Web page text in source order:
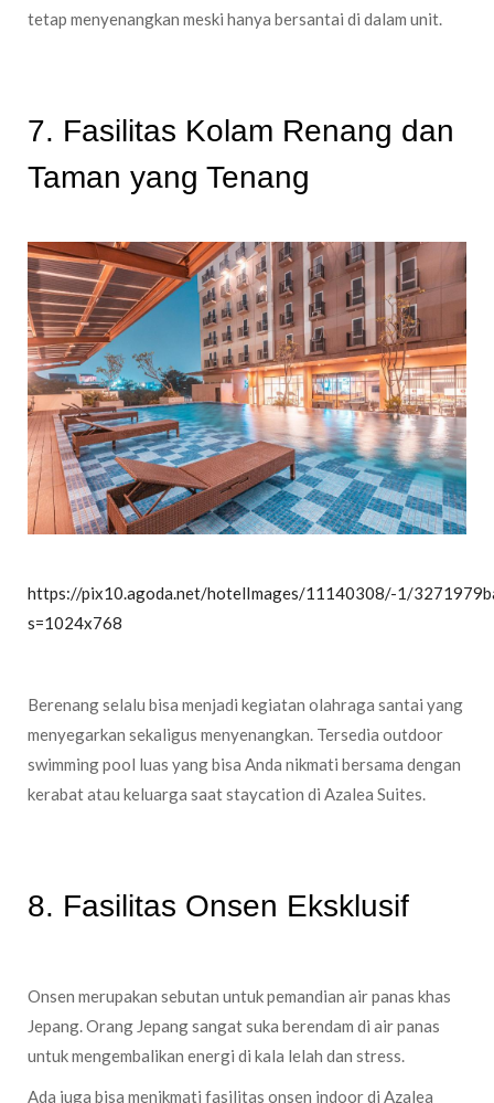
tetap menyenangkan meski hanya bersantai di dalam unit.
7. Fasilitas Kolam Renang dan
Taman yang Tenang
https://pix10.agoda.net/hotelImages/11140308/-1/
s=1024x768
Berenang selalu bisa menjadi kegiatan olahraga santai yang
menyegarkan sekaligus menyenangkan. Tersedia outdoor
swimming pool luas yang bisa Anda nikmati bersama dengan
kerabat atau keluarga saat staycation di Azalea Suites.
8. Fasilitas Onsen Eksklusif
Onsen merupakan sebutan untuk pemandian air panas khas
Jepang. Orang Jepang sangat suka berendam di air panas
untuk mengembalikan energi di kala lelah dan stress.
Ada juga bisa menikmati fasilitas onsen indoor di Azalea